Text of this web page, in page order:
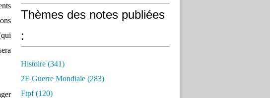
Thèmes des notes publiées
:
Histoire (341)
2E Guerre Mondiale (283)
Ftpf (120)